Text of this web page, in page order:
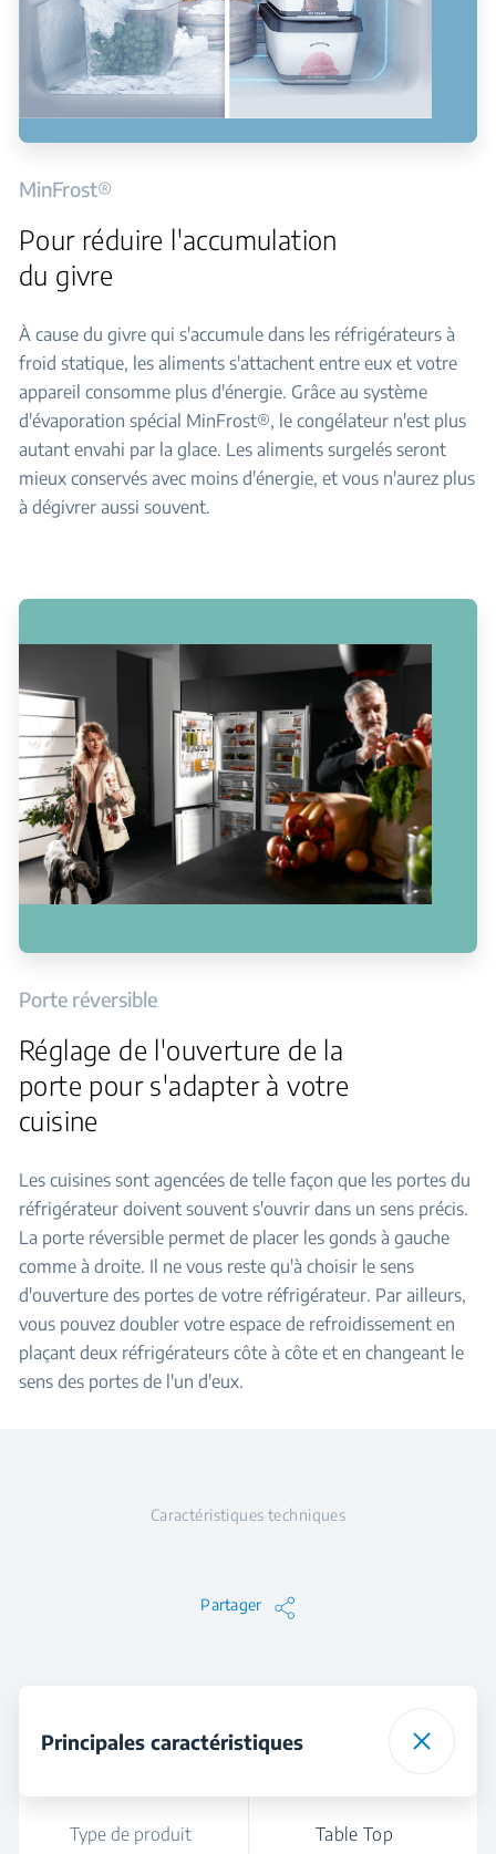
MinFrost®
Pour réduire l'accumulation
du givre
À cause du givre qui s'accumule dans les réfrigérateurs à
froid statique, les aliments s'attachent entre eux et votre
appareil consomme plus d'énergie. Grâce au système
d'évaporation spécial MinFrost®, le congélateur n'est plus
autant envahi par la glace. Les aliments surgelés seront
mieux conservés avec moins d'énergie, et vous n'aurez plus
à dégivrer aussi souvent.
Porte réversible
Réglage de l'ouverture de la
porte pour s'adapter à votre
cuisine
Les cuisines sont agencées de telle façon que les portes du
réfrigérateur doivent souvent s'ouvrir dans un sens précis.
La porte réversible permet de placer les gonds à gauche
comme à droite. Il ne vous reste qu'à choisir le sens
d'ouverture des portes de votre réfrigérateur. Par ailleurs,
vous pouvez doubler votre espace de refroidissement en
plaçant deux réfrigérateurs côte à côte et en changeant le
sens des portes de l'un d'eux.
Caractéristiques techniques
Partager
Principales caractéristiques
Type de produit Table Top